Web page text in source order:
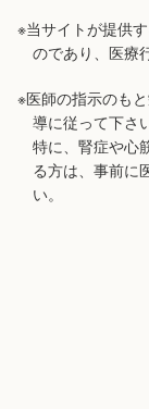
※当サイトが提供
のであり、医療
※医師の指示のも
導に従って下さ
特に、腎症や心
る方は、事前に
い。